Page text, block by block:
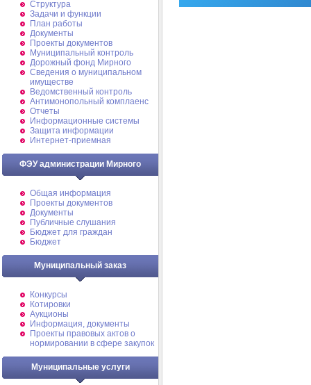
Структура
Задачи и функции
План работы
Документы
Проекты документов
Муниципальный контроль
Дорожный фонд Мирного
Cведения о муниципальном
имуществе
Ведомственный контроль
Антимонопольный комплаенс
Отчеты
Информационные системы
Защита информации
Интернет-приемная
ФЭУ администрации Мирного
Общая информация
Проекты документов
Документы
Публичные слушания
Бюджет для граждан
Бюджет
Муниципальный заказ
Конкурсы
Котировки
Аукционы
Информация, документы
Проекты правовых актов о
нормировании в сфере закупок
Муниципальные услуги